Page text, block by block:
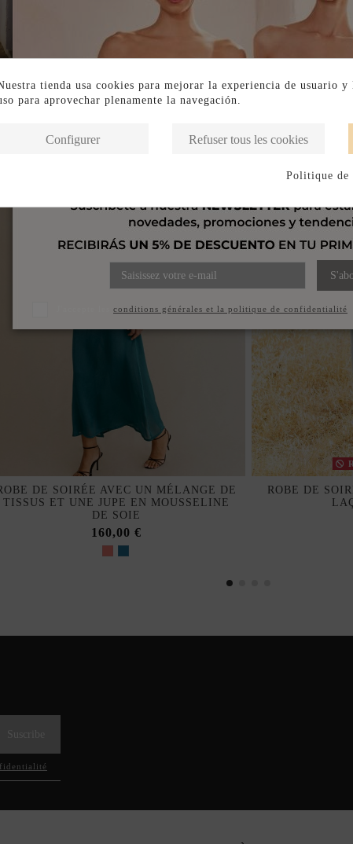
DE SOIRÉE AVEC UN MÉLANGE DE
TISSUS ET UNE JUPE EN MOUSSELINE
DE SOIE
160,00 €
ROBE DE
conditions générales et la politique de confidentialité
tienda usa cookies para mejorar la experiencia de usuario y
para aprovechar plenamente la navegación.
Refuser tous les cookies
Configurer
Politique de